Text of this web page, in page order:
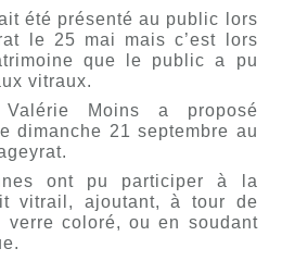
été présenté au public lors
le 25 mai mais c’est lors
que le public a pu
vitraux.
Moins a proposé
dimanche 21 septembre au
ont pu participer à la
vitrail, ajoutant, à tour de
verre coloré, ou en soudant